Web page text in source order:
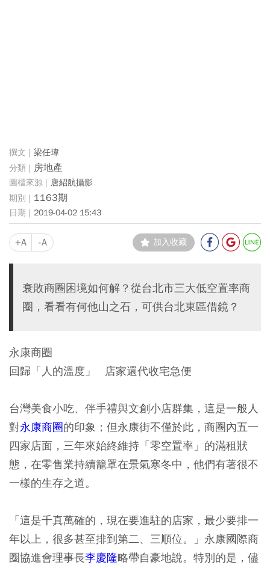
梁任瑋
房地產
唐紹航攝影
1163期
2019-04-02 15:43
+A -A 加入收藏
衰敗商圈困境如何解？從台北市三大低空置率商
圈，看看有何他山之石，可供台北東區借鏡？
永康商圈
回歸「人的溫度」 店家還代收宅急便
台灣美食小吃、伴手禮與文創小店群集，這是一般人
對永康商圈的印象；但永康街不僅於此，商圈內五一
四家店面，三年來始終維持「零空置率」的滿租狀
態，在零售業持續籠罩在景氣寒冬中，他們有著很不
一樣的生存之道。
「這是千真萬確的，現在要進駐的店家，最少要排一
年以上，很多甚至排到第二、三順位。」永康國際商
圈協進會理事長李慶隆略帶自豪地說。特別的是，儘